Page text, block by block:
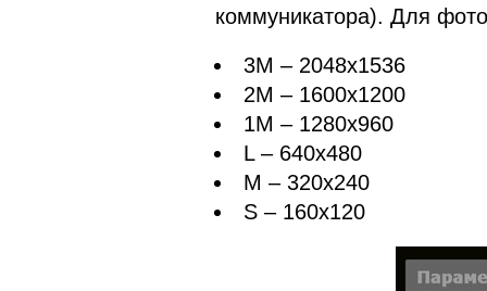
коммуникатора). Для
3M – 2048x1536
2M – 1600x1200
1M – 1280x960
L – 640x480
M – 320x240
S – 160x120